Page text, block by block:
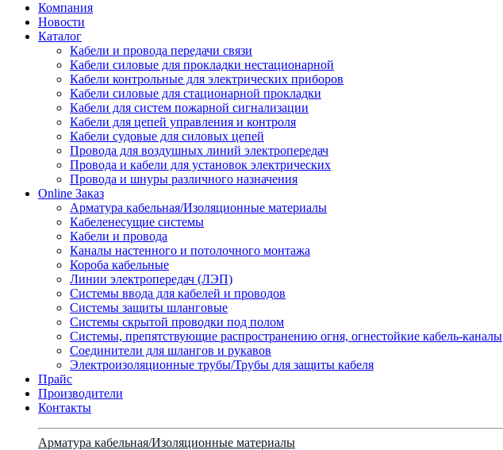
Компания
Новости
Каталог
Кабели и провода передачи связи
Кабели силовые для прокладки нестационарной
Кабели контрольные для электрических приборов
Кабели силовые для стационарной прокладки
Кабели для систем пожарной сигнализации
Кабели для цепей управления и контроля
Кабели судовые для силовых цепей
Провода для воздушных линий электропередач
Провода и кабели для установок электрических
Провода и шнуры различного назначения
Online Заказ
Арматура кабельная/Изоляционные материалы
Кабеленесущие системы
Кабели и провода
Каналы настенного и потолочного монтажа
Короба кабельные
Линии электропередач (ЛЭП)
Системы ввода для кабелей и проводов
Системы защиты шланговые
Системы скрытой проводки под полом
Системы, препятствующие распространению огня, огнестойкие кабель-каналы
Соединители для шлангов и рукавов
Электроизоляционные трубы/Трубы для защиты кабеля
Прайс
Производители
Контакты
Арматура кабельная/Изоляционные материалы